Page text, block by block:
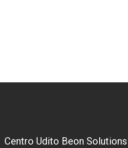
Centro Udito Beon Solutions